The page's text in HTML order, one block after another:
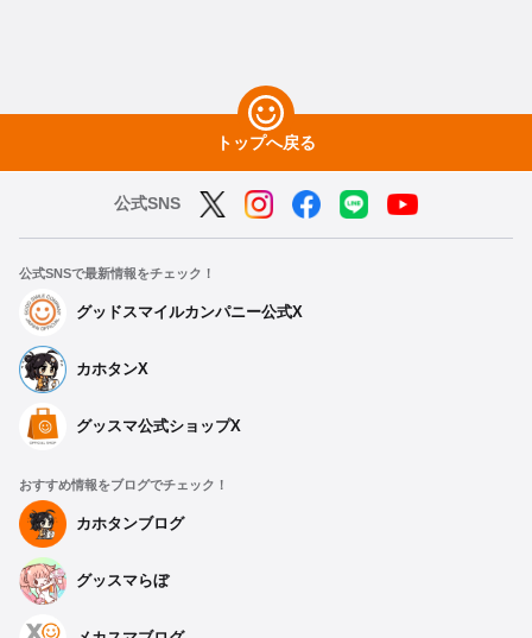
トップへ戻る
公式SNS
公式SNSで最新情報をチェック！
グッドスマイルカンパニー公式X
カホタンX
グッスマ公式ショップX
おすすめ情報をブログでチェック！
カホタンブログ
グッスマらぼ